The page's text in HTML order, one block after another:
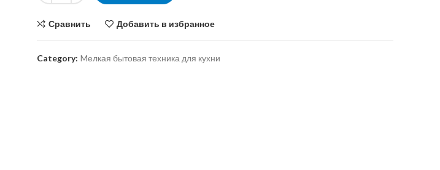
Сравнить Добавить в избранное
Category: Mелкая бытовая техника для кухни